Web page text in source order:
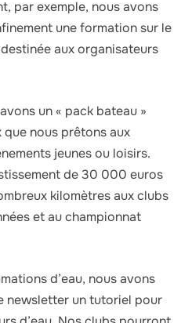
par exemple, nous avons
une formation sur le
aux organisateurs
un « pack bateau »
nous prêtons aux
jeunes ou loisirs.
de 30 000 euros
kilomètres aux clubs
et au championnat
d’eau, nous avons
newsletter un tutoriel pour